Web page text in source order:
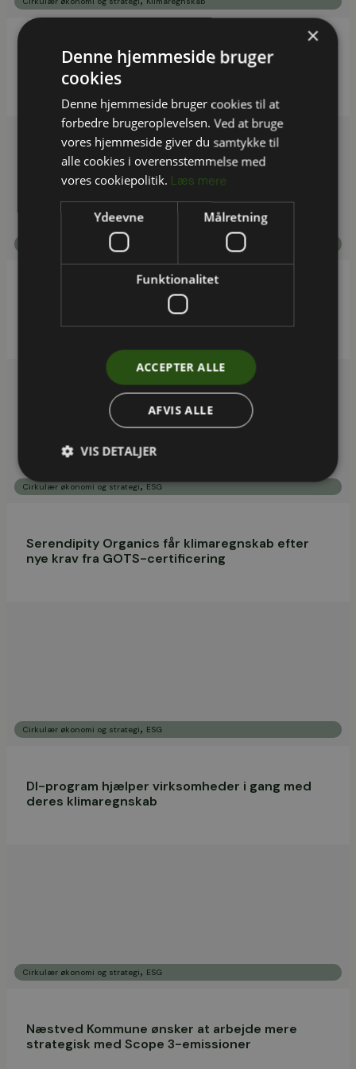
Partnerskab for Bæredygtig Turismeudvikling
og Sustainable Choice: 30+ certificeringsforløb
EU-projektet P2GreeN: Menneskeligt sanitært
affald omdannes til biobaseret gødning
Cirkulær økonomi og strategi, ESG
Serendipity Organics får klimaregnskab efter
nye krav fra GOTS-certificering
Cirkulær økonomi og strategi, ESG
DI-program hjælper virksomheder i gang med
deres klimaregnskab
Cirkulær økonomi og strategi, ESG
Næstved Kommune ønsker at arbejde mere
strategisk med Scope 3-emissioner
×
Denne hjemmeside bruger
cookies
Denne hjemmeside bruger cookies til at
forbedre brugeroplevelsen. Ved at bruge
vores hjemmeside giver du samtykke til
alle cookies i overensstemmelse med
vores cookiepolitik. Læs mere
Ydeevne Målretning
Funktionalitet
ACCEPTER ALLE
AFVIS ALLE
VIS DETALJER